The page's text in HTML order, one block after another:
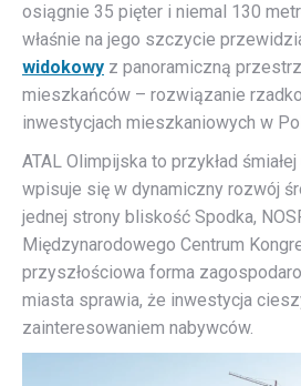
osiągnie 35 pięter i niemal 130
właśnie na jego szczycie
widokowy z panoramiczną
mieszkańców – rozwiązanie
inwestycjach mieszkaniowych w
ATAL Olimpijska to przykład
wpisuje się w dynamiczny rozwój
jednej strony bliskość Spodka,
Międzynarodowego Centrum
przyszłościowa forma
miasta sprawia, że inwestycja
zainteresowaniem nabywców.